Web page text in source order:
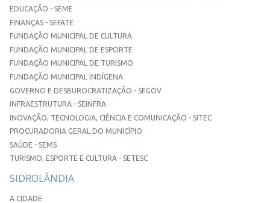
EDUCAÇÃO - SEME
FINANÇAS - SEFATE
FUNDAÇÃO MUNICIPAL DE CULTURA
FUNDAÇÃO MUNICIPAL DE ESPORTE
FUNDAÇÃO MUNICIPAL DE TURISMO
FUNDAÇÃO MUNICIPAL INDÍGENA
GOVERNO E DESBUROCRATIZAÇÃO - SEGOV
INFRAESTRUTURA - SEINFRA
INOVAÇÃO, TECNOLOGIA, CIÊNCIA E COMUNICAÇÃO - SITEC
PROCURADORIA GERAL DO MUNICÍPIO
SAÚDE - SEMS
TURISMO, ESPORTE E CULTURA - SETESC
SIDROLÂNDIA
A CIDADE